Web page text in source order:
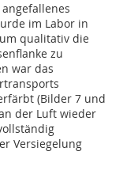
im Labor in
qualitativ die
zu
war das
(Bilder 7 und
der Luft wieder
Versiegelung